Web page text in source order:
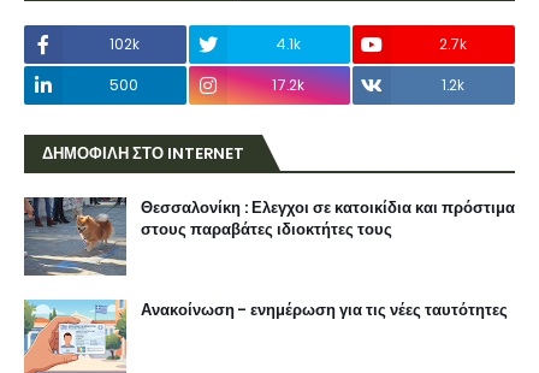
102k 4.1k
2.7k
500
17.2k 1.2k
ΔΗΜΟΦΙΛΗ ΣΤΟ INTERNET
Θεσσαλονίκη : Ελεγχοι σε κατοικίδια και πρόστιμα
στους παραβάτες ιδιοκτήτες τους
Ανακοίνωση - ενημέρωση για τις νέες ταυτότητες